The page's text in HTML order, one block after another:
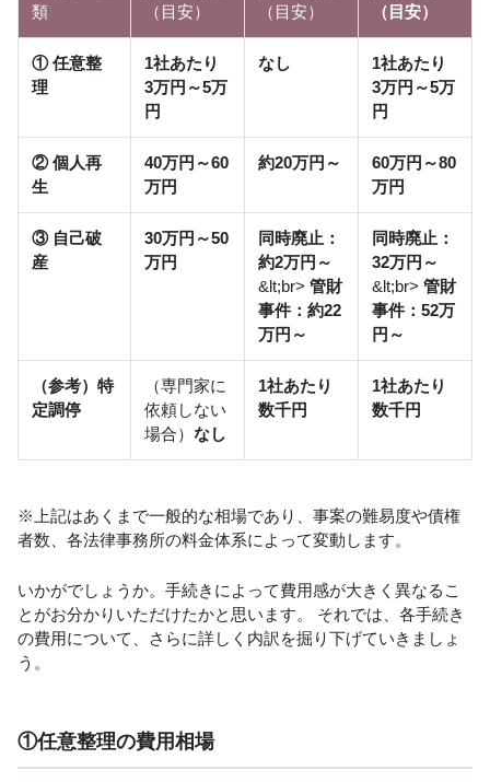
類
（目安）
（目安）
（目安）
① 任意整
理
1社あたり
3万円～5万
円
なし
1社あたり
3万円～5万
円
② 個人再
生
40万円～60
万円
約20万円～
60万円～80
万円
③ 自己破
産
30万円～50
万円
同時廃止：
約2万円～
&lt;br> 管財
事件：約22
万円～
同時廃止：
32万円～
&lt;br> 管財
事件：52万
円～
（参考）特
定調停
（専門家に
依頼しない
場合） なし
1社あたり
数千円
1社あたり
数千円
※上記はあくまで一般的な相場であり、事案の難易度や債権
者数、各法律事務所の料金体系によって変動します。
いかがでしょうか。手続きによって費用感が大きく異なるこ
とがお分かりいただけたかと思います。 それでは、各手続き
の費用について、さらに詳しく内訳を掘り下げていきましょ
う。
①任意整理の費用相場